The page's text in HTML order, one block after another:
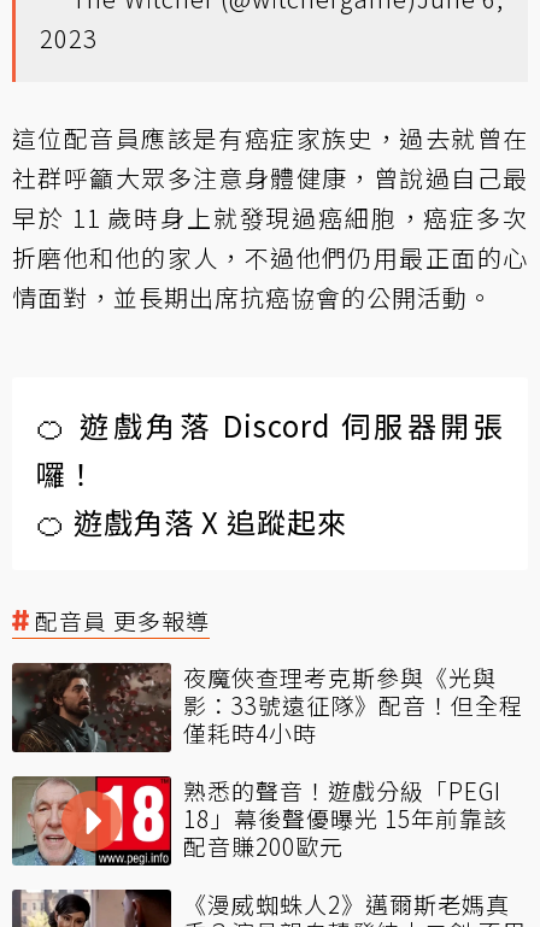
2023
這位配音員應該是有癌症家族史，過去就曾在
社群呼籲大眾多注意身體健康，曾說過自己最
早於 11 歲時身上就發現過癌細胞，癌症多次
折磨他和他的家人，不過他們仍用最正面的心
情面對，並長期出席抗癌協會的公開活動。
🍊 遊戲角落 Discord 伺服器開張
囉！
🍊 遊戲角落 X 追蹤起來
配音員 更多報導
夜魔俠查理考克斯參與《光與
影：33號遠征隊》配音！但全程
僅耗時4小時
熟悉的聲音！遊戲分級「PEGI
18」幕後聲優曝光 15年前靠該
配音賺200歐元
《漫威蜘蛛人2》邁爾斯老媽真